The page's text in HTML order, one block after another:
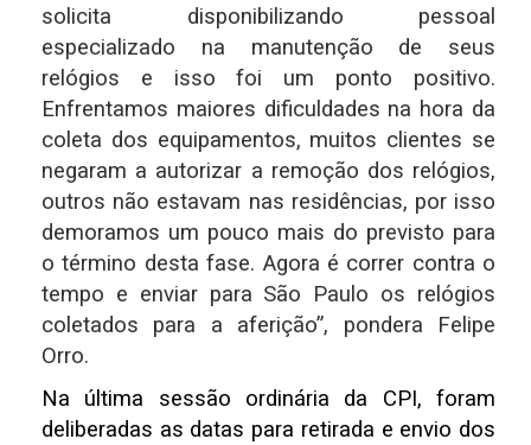
solicita disponibilizando pessoal
especializado na manutenção de seus
relógios e isso foi um ponto positivo.
Enfrentamos maiores dificuldades na hora da
coleta dos equipamentos, muitos clientes se
negaram a autorizar a remoção dos relógios,
outros não estavam nas residências, por isso
demoramos um pouco mais do previsto para
o término desta fase. Agora é correr contra o
tempo e enviar para São Paulo os relógios
coletados para a aferição”, pondera Felipe
Orro.
Na última sessão ordinária da CPI, foram
deliberadas as datas para retirada e envio dos